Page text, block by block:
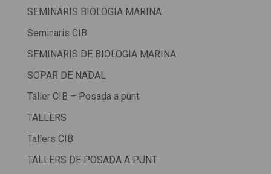
SEMINARIS BIOLOGIA MARINA
Seminaris CIB
SEMINARIS DE BIOLOGIA MARINA
SOPAR DE NADAL
Taller CIB – Posada a punt
TALLERS
Tallers CIB
TALLERS DE POSADA A PUNT